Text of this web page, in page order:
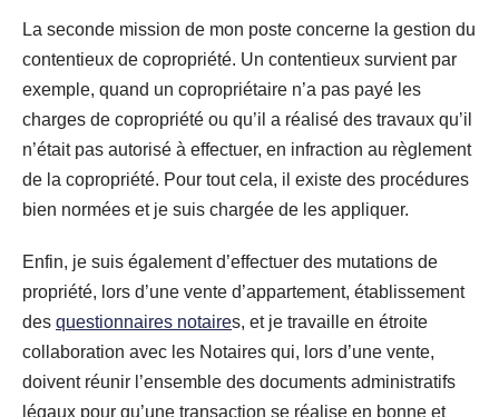
La seconde mission de mon poste concerne la gestion du
contentieux de copropriété. Un contentieux survient par
exemple, quand un copropriétaire n’a pas payé les
charges de copropriété ou qu’il a réalisé des travaux qu’il
n’était pas autorisé à effectuer, en infraction au règlement
de la copropriété. Pour tout cela, il existe des procédures
bien normées et je suis chargée de les appliquer.
Enfin, je suis également d’effectuer des mutations de
propriété, lors d’une vente d’appartement, établissement
des questionnaires notaires, et je travaille en étroite
collaboration avec les Notaires qui, lors d’une vente,
doivent réunir l’ensemble des documents administratifs
légaux pour qu’une transaction se réalise en bonne et